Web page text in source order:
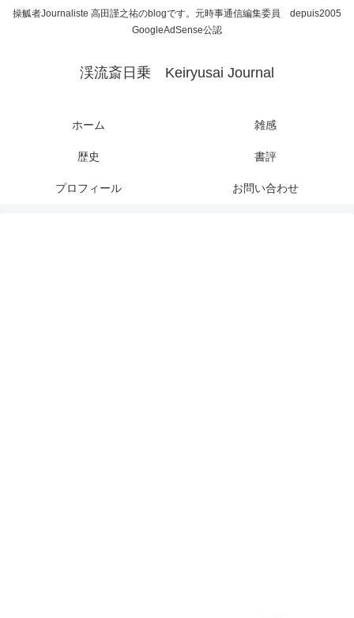
操觚者Journaliste 高田謹之祐のblogです。元時事通信編集委員 depuis2005
GoogleAdSense公認
渓流斎日乗 Keiryusai Journal
ホーム 雑感
歴史 書評
プロフィール お問い合わせ